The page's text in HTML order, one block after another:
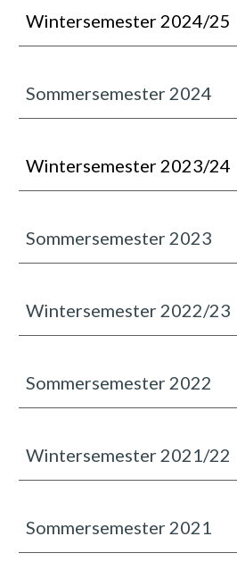
Wintersemester 2024/25
Sommersemester 2024
Wintersemester 2023/24
Sommersemester 2023
Wintersemester 2022/23
Sommersemester 2022
Wintersemester 2021/22
Sommersemester 2021